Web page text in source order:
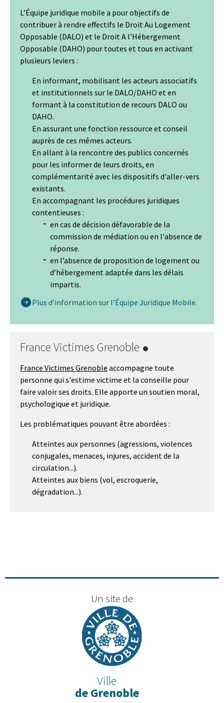
L’Équipe juridique mobile a pour objectifs de
contribuer à rendre effectifs le Droit Au Logement
Opposable (DALO) et le Droit A l'Hébergement
Opposable (DAHO) pour toutes et tous en activant
plusieurs leviers :
En informant, mobilisant les acteurs associatifs
et institutionnels sur le DALO/DAHO et en
formant à la constitution de recours DALO ou
DAHO.
En assurant une fonction ressource et conseil
auprès de ces mêmes acteurs.
En allant à la rencontre des publics concernés
pour les informer de leurs droits, en
complémentarité avec les dispositifs d'aller-vers
existants.
En accompagnant les procédures juridiques
contentieuses :
en cas de décision défavorable de la
commission de médiation ou en l'absence de
réponse.
en l’absence de proposition de logement ou
d’hébergement adaptée dans les délais
impartis.
Plus d'information sur l’Équipe Juridique Mobile.
France Victimes Grenoble
France Victimes Grenoble accompagne toute
personne qui s'estime victime et la conseille pour
faire valoir ses droits. Elle apporte un soutien moral,
psychologique et juridique.
Les problématiques pouvant être abordées :
Atteintes aux personnes (agressions, violences
conjugales, menaces, injures, accident de la
circulation...).
Atteintes aux biens (vol, escroquerie,
dégradation...).
Un site de
Ville
de Grenoble